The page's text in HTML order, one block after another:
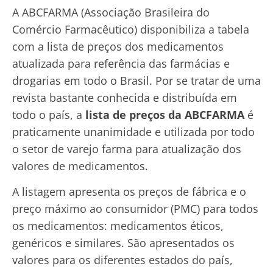
A ABCFARMA (Associação Brasileira do
Comércio Farmacêutico) disponibiliza a tabela
com a lista de preços dos medicamentos
atualizada para referência das farmácias e
drogarias em todo o Brasil. Por se tratar de uma
revista bastante conhecida e distribuída em
todo o país, a lista de preços da ABCFARMAé
praticamente unanimidade e utilizada por todo
o setor de varejo farma para atualização dos
valores de medicamentos.
A listagem apresenta os preços de fábrica e o
preço máximo ao consumidor (PMC) para todos
os medicamentos: medicamentos éticos,
genéricos e similares. São apresentados os
valores para os diferentes estados do país,